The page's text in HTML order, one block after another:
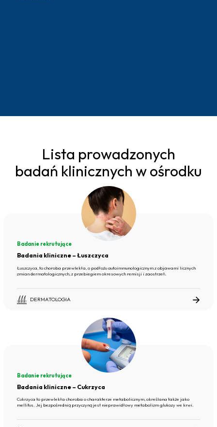
Lista prowadzonych
badań klinicznych w ośrodku
Badanie rekrutujące
Badania kliniczne – Łuszczyca
Łuszczyca, to choroba przewlekła, o podłożu autoimmunologicznym z objawami licznych
zmian dermatologicznych, z przebiegiem okresowych remisji i zaostrzeń.
DERMATOLOGIA
Badanie rekrutujące
Badania kliniczne – Cukrzyca
Cukrzyca to przewlekła choroba o charakterze metabolicznym, określana także jako
mellitus. Jej bezpośrednią przyczyną jest nieprawidłowy metabolizm glukozy we krwi.